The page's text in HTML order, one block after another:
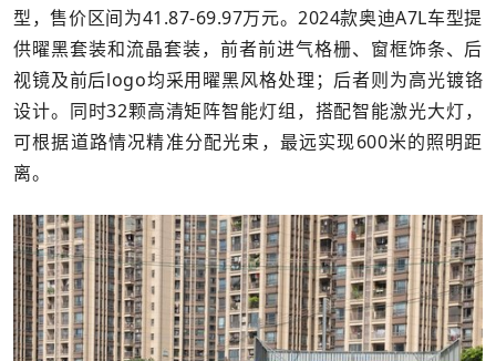
型，售价区间为41.87-69.97万元。2024款奥迪A7L车型提
供曜黑套装和流晶套装，前者前进气格栅、窗框饰条、后
视镜及前后logo均采用曜黑风格处理；后者则为高光镀铬
设计。同时32颗高清矩阵智能灯组，搭配智能激光大灯，
可根据道路情况精准分配光束，最远实现600米的照明距
离。